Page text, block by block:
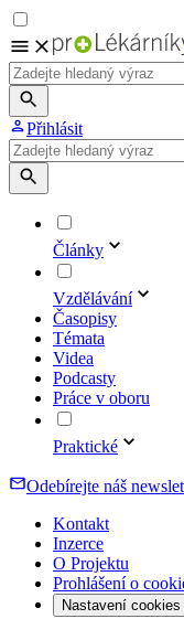
Přihlásit
Články
Vzdělávání
Časopisy
Témata
Videa
Podcasty
Práce v oboru
Praktické
Odebírejte náš
Kontakt
Inzerce
O Projektu
Prohlášení o
Nastavení cookies